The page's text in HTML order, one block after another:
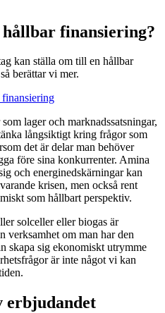
finansiering?
kan ställa om till en hållbar
berättar vi mer.
lager och marknadssatsningar,
långsiktigt kring frågor som
det är delar man behöver
före sina konkurrenter. Amina
och energinedskärningar kan
krisen, men också rent
som hållbart perspektiv.
solceller eller biogas är
verksamhet om man har den
skapa sig ekonomiskt utrymme
är inte något vi kan
erbjudandet